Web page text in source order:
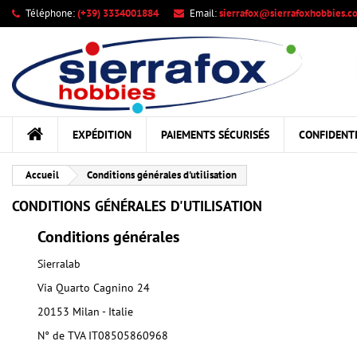
Téléphone:(+39) 3334001884 Email:
EXPÉDITION PAIEMENTS SÉCURISÉS
Accueil Conditions générales d'utilisation
CONDITIONS GÉNÉRALES D'UTILISATION
Conditions générales
Sierralab
Via Quarto Cagnino 24
20153 Milan - Italie
N° de TVA IT08505860968